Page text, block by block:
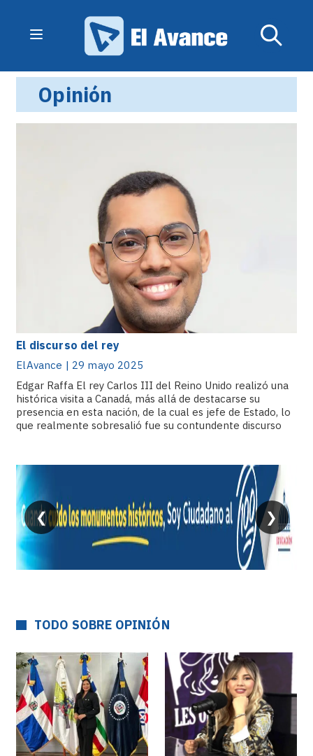
Opinión
El discurso del rey
ElAvance | 29 mayo 2025
Edgar Raffa El rey Carlos III del Reino Unido realizó una
histórica visita a Canadá, más allá de destacarse su
presencia en esta nación, de la cual es jefe de Estado, lo
que realmente sobresalió fue su contundente discurso
❮ ❯
TODO SOBRE OPINIÓN